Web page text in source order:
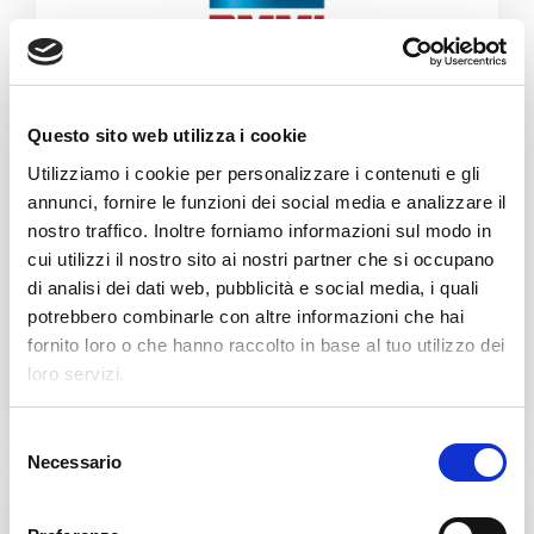
Questo sito web utilizza i cookie
Utilizziamo i cookie per personalizzare i contenuti e gli
annunci, fornire le funzioni dei social media e analizzare il
nostro traffico. Inoltre forniamo informazioni sul modo in
cui utilizzi il nostro sito ai nostri partner che si occupano
di analisi dei dati web, pubblicità e social media, i quali
potrebbero combinarle con altre informazioni che hai
fornito loro o che hanno raccolto in base al tuo utilizzo dei
loro servizi.
Necessario
CZŁONKOWIE PMI
PMMIjest wiodącym na świecie
źródłem informacji na temat
łańcuchów dostaw zajmujących się
pakowaniem i przetwarzaniem.